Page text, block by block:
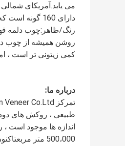
دارای 160 گونه است که 109 گونه بومی است.دومین مرکز بزرگ تنوع بلوط ، چین است که تقریباً 100 گونه دارد.
رنگ/ظاهر:چوب دلمه
روشن همیشه از چوب دل
کمی زیتونی تر است ،
درباره ما:
طبیعی ، روکش های